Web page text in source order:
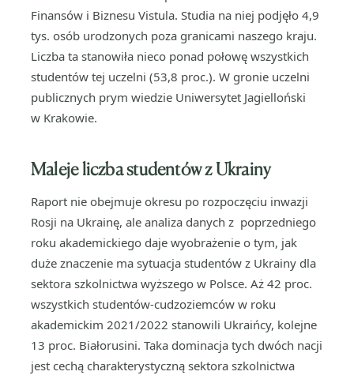
Finansów i Biznesu Vistula. Studia na niej podjęło 4,9
tys. osób urodzonych poza granicami naszego kraju.
Liczba ta stanowiła nieco ponad połowę wszystkich
studentów tej uczelni (53,8 proc.). W gronie uczelni
publicznych prym wiedzie Uniwersytet Jagielloński
w Krakowie.
Maleje liczba studentów z Ukrainy
Raport nie obejmuje okresu po rozpoczęciu inwazji
Rosji na Ukrainę, ale analiza danych z poprzedniego
roku akademickiego daje wyobrażenie o tym, jak
duże znaczenie ma sytuacja studentów z Ukrainy dla
sektora szkolnictwa wyższego w Polsce. Aż 42 proc.
wszystkich studentów-cudzoziemców w roku
akademickim 2021/2022 stanowili Ukraińcy, kolejne
13 proc. Białorusini. Taka dominacja tych dwóch nacji
jest cechą charakterystyczną sektora szkolnictwa